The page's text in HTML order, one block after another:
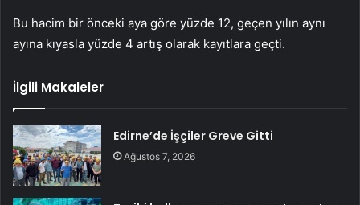
Bu hacim bir önceki aya göre yüzde 12, geçen yılın aynı
ayına kıyasla yüzde 4 artış olarak kayıtlara geçti.
İlgili Makaleler
Edirne’de İşçiler Greve Gitti
Ağustos 7, 2026